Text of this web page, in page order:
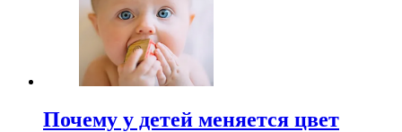
Почему у детей меняется цвет